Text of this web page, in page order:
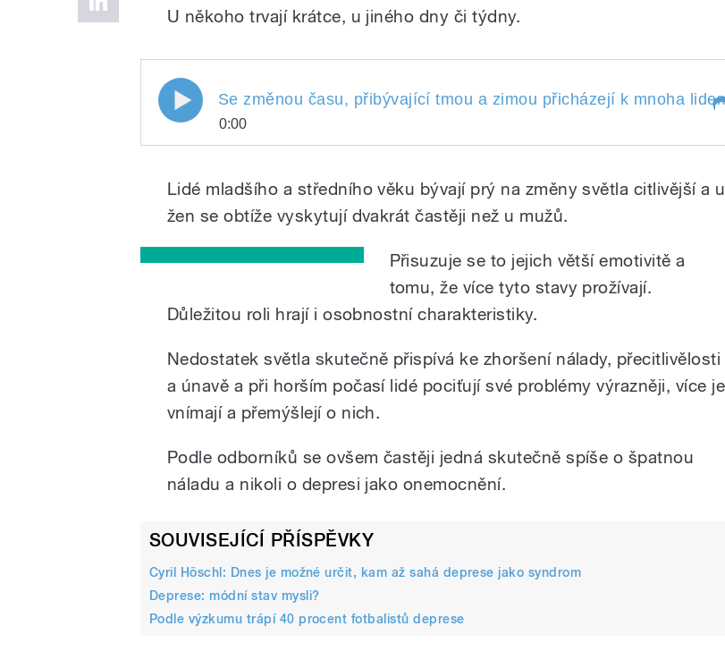
U někoho trvají krátce, u jiného dny či týdny.
Se změnou času, přibývající tmou a zimou přicházejí k
lidem změny nálady k horšímu. Podle odborníků se častěji
ví psycholog Lubomír Smékal.
Se změnou času, přibývající tmou a zimou přicházejí k mnoha
0:00
přicházejí k mnoha lidem změny nálady k
horšímu. Podle odborníků se častěji jedná
skutečně o výkyvy nálady a nikoli o
depresi. Více o tom ví psycholog Lubomír
Smékal.
Lidé mladšího a středního věku bývají prý na změny světla citlivější a u
žen se obtíže vyskytují dvakrát častěji než u mužů.
Přisuzuje se to jejich větší emotivitě a
tomu, že více tyto stavy prožívají.
Důležitou roli hrají i osobnostní charakteristiky.
Nedostatek světla skutečně přispívá ke zhoršení nálady, přecitlivělosti
a únavě a při horším počasí lidé pociťují své problémy výrazněji, více je
vnímají a přemýšlejí o nich.
Podle odborníků se ovšem častěji jedná skutečně spíše o špatnou
náladu a nikoli o depresi jako onemocnění.
SOUVISEJÍCÍ PŘÍSPĚVKY
Cyril Höschl: Dnes je možné určit, kam až sahá deprese jako syndrom
Deprese: módní stav mysli?
Podle výzkumu trápí 40 procent fotbalistů deprese